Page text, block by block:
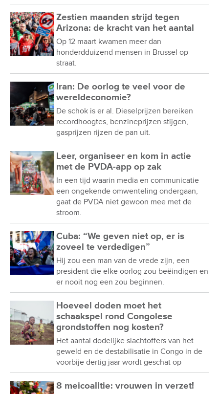
Zestien maanden strijd tegen
Arizona: de kracht van het aantal
Op 12 maart kwamen meer dan
honderdduizend mensen in Brussel op
straat.
Iran: De oorlog te veel voor de
wereldeconomie?
De schok is er al. Dieselprijzen bereiken
recordhoogtes, benzineprijzen stijgen,
gasprijzen rijzen de pan uit.
Leer, organiseer en kom in actie
met de PVDA-app op zak
In een tijd waarin media en communicatie
een ongekende omwenteling ondergaan,
gaat de PVDA niet gewoon mee met de
stroom.
Cuba: “We geven niet op, er is
zoveel te verdedigen”
Hij zou een man van de vrede zijn, een
president die elke oorlog zou beëindigen en
er nooit nog een zou beginnen.
Hoeveel doden moet het
schaakspel rond Congolese
grondstoffen nog kosten?
Het aantal dodelijke slachtoffers van het
geweld en de destabilisatie in Congo in de
voorbije dertig jaar wordt geschat op
8 meicoalitie: vrouwen in verzet!